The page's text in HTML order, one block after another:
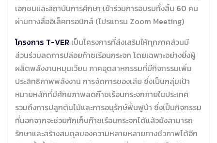
เอกชนและสถาบันการศึกษา เข้าร่วมการอบรมทั้งสิ้น 60 คน
ผ่านทางสื่ออิเล็คทรอนิกส์ (โปรแกรม Zoom Meeting)
โครงการ T-VER เป็นโครงการที่ส่งเสริมให้ทุกภาคส่วนมี
ส่วนร่วมลดการปล่อยก๊าซเรือนกระจก โดยเฉพาะอย่างยิ่งผู้
ผลิตพลังงานหมุนเวียน ภาคอุตสาหกรรมที่มีกิจกรรมเพิ่ม
ประสิทธิภาพพลังงาน การจัดการของเสีย ซึ่งเป็นกลุ่มเป้า
หมายหลักที่มีศักยภาพลดก๊าซเรือนกระจกภายในประเทศ
รวมถึงการปลูกต้นไม้และการอนุรักษ์ฟื้นฟูป่า ซึ่งเป็นกิจกรรม
ที่นอกจากจะช่วยกักเก็บก๊าซเรือนกระจกได้แล้วยังสามารถ
รักษาและสร้างสมดุลของความหลายหลายทางชีวภาพได้อีก